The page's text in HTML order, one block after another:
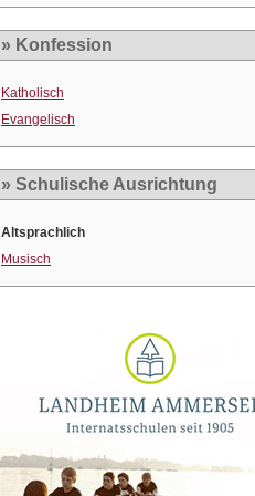
» Konfession
Katholisch
Evangelisch
» Schulische Ausrichtung
Altsprachlich
Musisch